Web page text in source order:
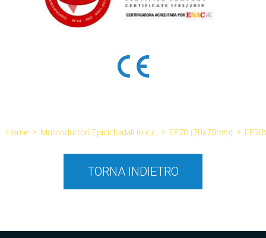
Home > Motoriduttori Epicicloidali in c.c. > EP70 (70x70mm) >
TORNA INDIETRO